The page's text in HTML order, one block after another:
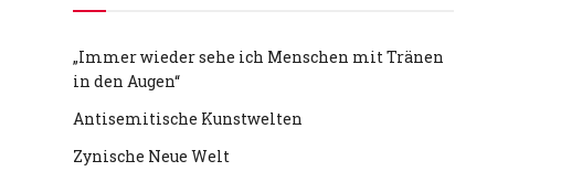
„Immer wieder sehe ich Menschen mit Tränen
in den Augen“
Antisemitische Kunstwelten
Zynische Neue Welt